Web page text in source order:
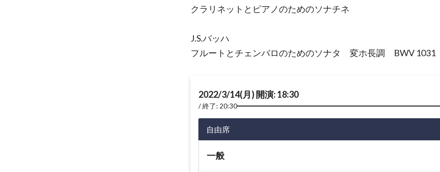
クラリネットとピアノのためのソナチネ
J.S.バッハ
フルートとチェンバロのためのソナタ 変ホ長調 BWV 1031
2022/3/14(月) 開演: 18:30
終了: 20:30
自由席
一般